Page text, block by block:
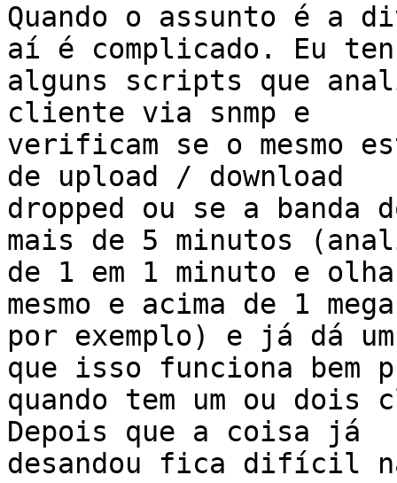
Quando o assunto é a
aí é complicado. Eu
alguns scripts que
cliente via snmp e
verificam se o mesmo
de upload / download
dropped ou se a banda
mais de 5 minutos
de 1 em 1 minuto e
mesmo e acima de 1
por exemplo) e já dá
que isso funciona bem
quando tem um ou
Depois que a coisa já
desandou fica difícil